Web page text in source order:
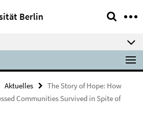
Berlin
Aktuelles
The Story of Hope: How
Communities Survived in Spite of